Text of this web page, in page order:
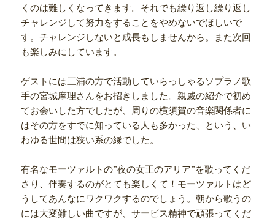
くのは難しくなってきます。それでも繰り返し繰り返し
チャレンジして努力をすることをやめないでほしいで
す。チャレンジしないと成長もしませんから。また次回
も楽しみにしています。
ゲストには三浦の方で活動していらっしゃるソプラノ歌
手の宮城摩理さんをお招きしました。親戚の紹介で初め
てお会いした方でしたが、周りの横須賀の音楽関係者に
はその方をすでに知っている人も多かった、という、い
わゆる世間は狭い系の縁でした。
有名なモーツァルトの”夜の女王のアリア”を歌ってくだ
さり、伴奏するのがとても楽しくて！モーツァルトはど
うしてあんなにワクワクするのでしょう。朝から歌うの
には大変難しい曲ですが、サービス精神で頑張ってくだ